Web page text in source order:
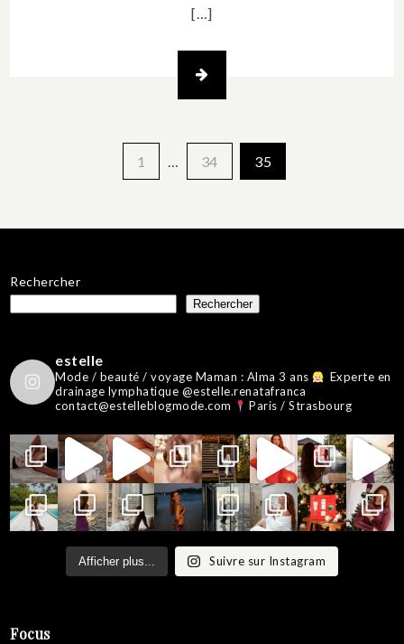
[…]
Pagination
publications
1 … 34 35
Rechercher
Rechercher
estelle
Mode / beauté / voyage Maman : Alma 3 ans
Experte en
drainage lymphatique @estelle.renatafranca
contact@estelleblogmode.com
Paris / Strasbourg
Afficher plus... Suivre sur Instagram
Focus